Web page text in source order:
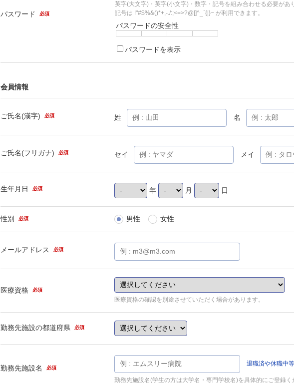
パスワード 必須
英字(大文字)・英字(小文字)・数字・記号を組み合わせる必要があ
記号は !"#$%&()*+,-./:;<=>?@[]^_`{|}~ が利用できます。
パスワードの安全性
パスワードを表示
会員情報
ご氏名(漢字) 必須 姓 名
ご氏名(フリガナ) 必須 セイ メイ
生年月日 必須 年 月 日
性別 必須 男性 女性
メールアドレス 必須
医療資格 必須
医療資格の確認を別途させていただく場合があります。
勤務先施設の都道府県 必須
勤務先施設名 必須
退職済や休職中
勤務先施設名(学生の方は大学名・専門学校名)を具体的にご登録く